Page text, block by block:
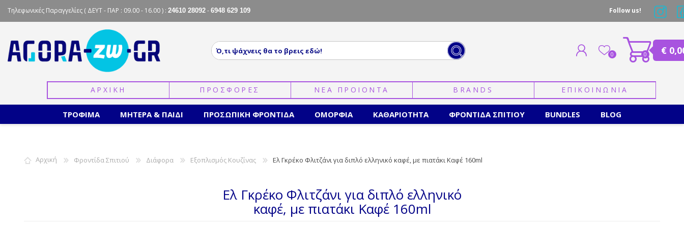
Τηλεφωνικές Παραγγελίες ( ΔΕΥΤ - ΠΑΡ : 09.00 - 16.00 ) : 24610 28092 - 6948 629 109 Follow us!
ΣΥΝΔΕΣΗ
0 €
0
ΑΡΧΙΚΗ ΠΡΟΣΦΟΡΕΣ ΝΕΑ ΠΡΟΙΟΝΤΑ BRANDS ΕΠΙΚΟΙΝΩΝΙΑ
ΤΡΟΦΙΜΑ ΜΗΤΕΡΑ & ΠΑΙΔΙ ΠΡΟΣΩΠΙΚΗ ΦΡΟΝΤΙΔΑ ΟΜΟΡΦΙΑ ΚΑΘΑΡΙΟΤΗΤΑ ΦΡΟΝΤΙΔΑ ΣΠΙΤΙΟΥ BUNDLES BLOG
Αρχική Φροντίδα Σπιτιού Διάφορα Εξοπλισμός Κουζίνας Ελ Γκρέκο Φλιτζάνι για διπλό ελληνικό καφέ, με πιατάκι Καφέ 160ml
Ελ Γκρέκο Φλιτζάνι για διπλό ελληνικό
καφέ, με πιατάκι Καφέ 160ml